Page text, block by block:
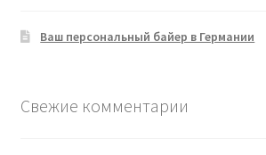
Ваш персональный байер в Германии
Свежие комментарии